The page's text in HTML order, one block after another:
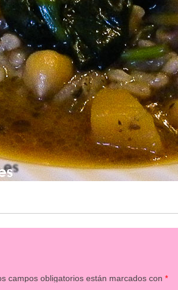
campos obligatorios están marcados con*